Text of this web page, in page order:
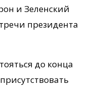
и Зеленский
президента
до конца